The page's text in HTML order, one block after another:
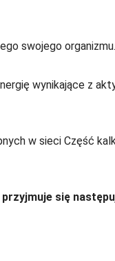
swojego
wynikające z
w sieci Część
się